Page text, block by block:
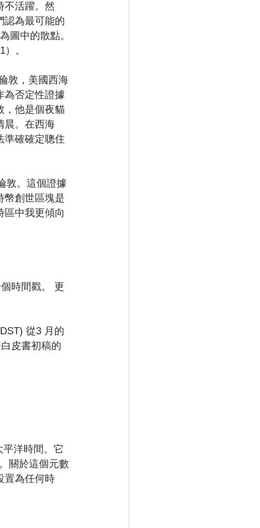
不活躍。然
認為最可能的
圖中的散點。
。
敦，美國西海
為否定性證據
，他是個夜貓
晨。在西海
準確確定聰住
敦。這個證據
幣創世區塊是
區中我更傾向
時間戳。 更
從3 月的
皮書初稿的
平洋時間。它
關於這個元數
置為任何時